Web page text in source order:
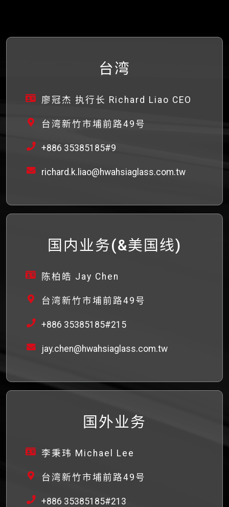
台湾
廖冠杰 执行长 Richard Liao CEO
台湾新竹市埔前路49号
+886 35385185#9
richard.k.liao@hwahsiaglass.com.tw
国内业务(&美国线)
陈柏皓 Jay Chen
台湾新竹市埔前路49号
+886 35385185#215
jay.chen@hwahsiaglass.com.tw
国外业务
李秉玮 Michael Lee
台湾新竹市埔前路49号
+886 35385185#213